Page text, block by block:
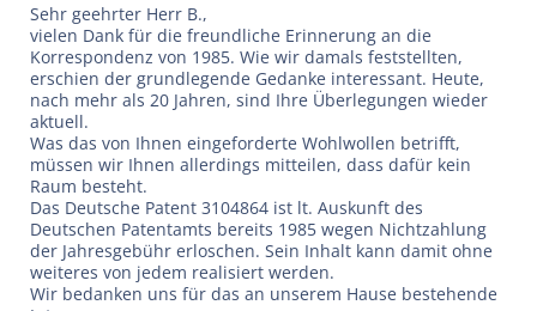
Sehr geehrter Herr B.,
vielen Dank für die freundliche Erinnerung an die
Korrespondenz von 1985. Wie wir damals feststellten,
erschien der grundlegende Gedanke interessant. Heute,
nach mehr als 20 Jahren, sind Ihre Überlegungen wieder
aktuell.
Was das von Ihnen eingeforderte Wohlwollen betrifft,
müssen wir Ihnen allerdings mitteilen, dass dafür kein
Raum besteht.
Das Deutsche Patent 3104864 ist lt. Auskunft des
Deutschen Patentamts bereits 1985 wegen Nichtzahlung
der Jahresgebühr erloschen. Sein Inhalt kann damit ohne
weiteres von jedem realisiert werden.
Wir bedanken uns für das an unserem Hause bestehende